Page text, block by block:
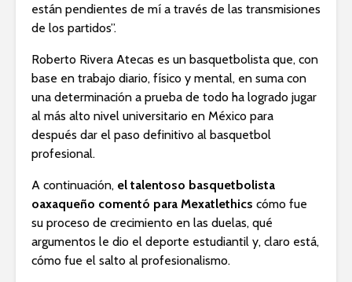
están pendientes de mí a través de las transmisiones
de los partidos”.
Roberto Rivera Atecas es un basquetbolista que, con
base en trabajo diario, físico y mental, en suma con
una determinación a prueba de todo ha logrado jugar
al más alto nivel universitario en México para
después dar el paso definitivo al basquetbol
profesional.
A continuación, el talentoso basquetbolista
oaxaqueño comentó para Mexatlethics cómo fue
su proceso de crecimiento en las duelas, qué
argumentos le dio el deporte estudiantil y, claro está,
cómo fue el salto al profesionalismo.